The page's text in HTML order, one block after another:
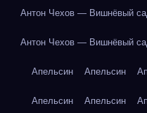
Антон Чехов — Вишнёвый
Антон Чехов — Вишнёвый
Апельсин Апельсин
Апельсин Апельсин